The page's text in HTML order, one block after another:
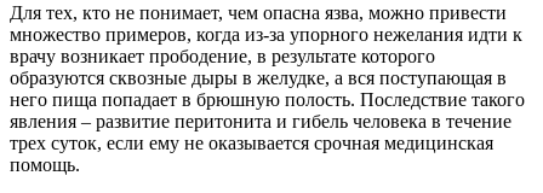
Для тех, кто не понимает, чем опасна язва, можно привести
множество примеров, когда из-за упорного нежелания идти к
врачу возникает прободение, в результате которого
образуются сквозные дыры в желудке, а вся поступающая в
него пища попадает в брюшную полость. Последствие такого
явления – развитие перитонита и гибель человека в течение
трех суток, если ему не оказывается срочная медицинская
помощь.